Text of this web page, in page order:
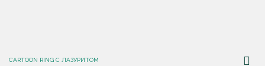
CARTOON RING С ЛАЗУРИТОМ